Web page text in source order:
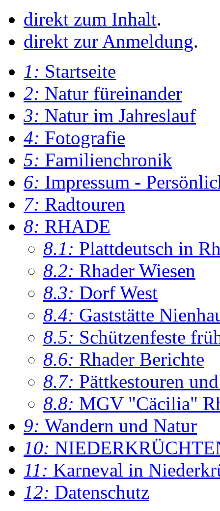
direkt zum Inhalt.
direkt zur Anmeldung.
1: Startseite
2: Natur füreinander
3: Natur im Jahreslauf
4: Fotografie
5: Familienchronik
6: Impressum -
7: Radtouren
8: RHADE
8.1: Plattdeutsch in
8.2: Rhader Wiesen
8.3: Dorf West
8.4: Gaststätte
8.5: Schützenfeste
8.6: Rhader Berichte
8.7: Pättkestouren
8.8: MGV "Cäcilia"
9: Wandern und Natur
10:
11: Karneval in
12: Datenschutz